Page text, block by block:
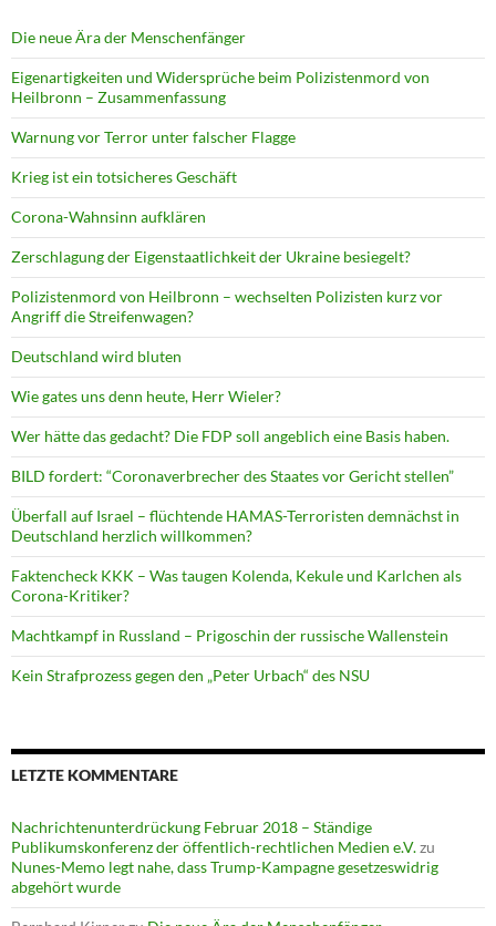
Die neue Ära der Menschenfänger
Eigenartigkeiten und Widersprüche beim Polizistenmord von
Heilbronn – Zusammenfassung
Warnung vor Terror unter falscher Flagge
Krieg ist ein totsicheres Geschäft
Corona-Wahnsinn aufklären
Zerschlagung der Eigenstaatlichkeit der Ukraine besiegelt?
Polizistenmord von Heilbronn – wechselten Polizisten kurz vor
Angriff die Streifenwagen?
Deutschland wird bluten
Wie gates uns denn heute, Herr Wieler?
Wer hätte das gedacht? Die FDP soll angeblich eine Basis haben.
BILD fordert: “Coronaverbrecher des Staates vor Gericht stellen”
Überfall auf Israel – flüchtende HAMAS-Terroristen demnächst in
Deutschland herzlich willkommen?
Faktencheck KKK – Was taugen Kolenda, Kekule und Karlchen als
Corona-Kritiker?
Machtkampf in Russland – Prigoschin der russische Wallenstein
Kein Strafprozess gegen den „Peter Urbach“ des NSU
LETZTE KOMMENTARE
Nachrichtenunterdrückung Februar 2018 – Ständige
Publikumskonferenz der öffentlich-rechtlichen Medien e.V.zu
Nunes-Memo legt nahe, dass Trump-Kampagne gesetzeswidrig
abgehört wurde